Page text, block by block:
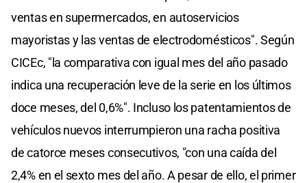
ventas en supermercados, en autoservicios
mayoristas y las ventas de electrodomésticos". Según
CICEc, "la comparativa con igual mes del año pasado
indica una recuperación leve de la serie en los últimos
doce meses, del 0,6%". Incluso los patentamientos de
vehículos nuevos interrumpieron una racha positiva
de catorce meses consecutivos, "con una caída del
2,4% en el sexto mes del año. A pesar de ello, el primer